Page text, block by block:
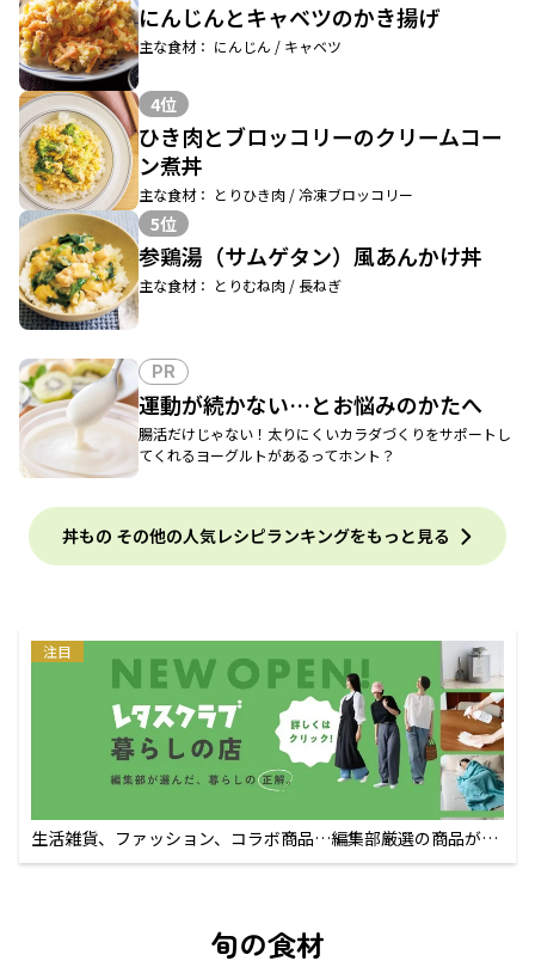
にんじんとキャベツのかき揚げ
主な食材： にんじん / キャベツ
4位
ひき肉とブロッコリーのクリームコー
ン煮丼
主な食材： とりひき肉 / 冷凍ブロッコリー
5位
参鶏湯（サムゲタン）風あんかけ丼
主な食材： とりむね肉 / 長ねぎ
PR
運動が続かない…とお悩みのかたへ
腸活だけじゃない！太りにくいカラダづくりをサポートし
てくれるヨーグルトがあるってホント？
丼もの その他の人気レシピランキングをもっと見る
注目
生活雑貨、ファッション、コラボ商品…編集部厳選の商品が買
えるECサイト
旬の食材